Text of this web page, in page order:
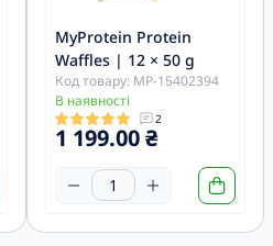
MyProtein Protein
Waffles | 12 × 50 g
Код товару: MP-15402394
В наявності
2
1 199.00 ₴